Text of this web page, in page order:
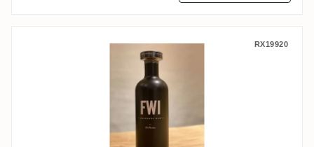
Old Brothers FWI (Old Bajan Rum)RX19920